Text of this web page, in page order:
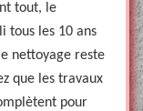
tout, le
tous les 10 ans
nettoyage reste
que les travaux
pour